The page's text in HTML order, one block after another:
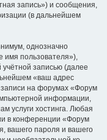
запись») и сообщения,
(в дальнейшем
однозначно
пользователя»),
записью (далее
«ваш адрес
на форумах «Форум
информации,
услуги хостинга. Любая
в конференции «Форум
вашего пароля и вашего